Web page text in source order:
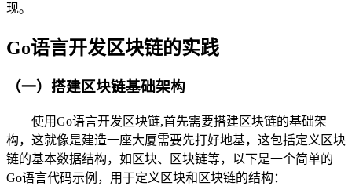
现。
Go语言开发区块链的实践
（一）搭建区块链基础架构
使用Go语言开发区块链,首先需要搭建区块链的基础架
构，这就像是建造一座大厦需要先打好地基，这包括定义区块
链的基本数据结构，如区块、区块链等，以下是一个简单的
Go语言代码示例，用于定义区块和区块链的结构：